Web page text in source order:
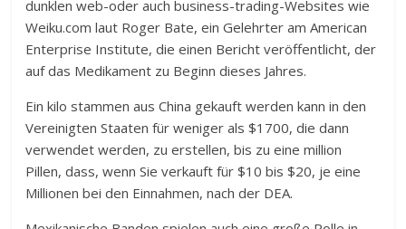
dunklen web-oder auch business-trading-Websites wie
Weiku.com laut Roger Bate, ein Gelehrter am American
Enterprise Institute, die einen Bericht veröffentlicht, der
auf das Medikament zu Beginn dieses Jahres.
Ein kilo stammen aus China gekauft werden kann in den
Vereinigten Staaten für weniger als $1700, die dann
verwendet werden, zu erstellen, bis zu eine million
Pillen, dass, wenn Sie verkauft für $10 bis $20, je eine
Millionen bei den Einnahmen, nach der DEA.